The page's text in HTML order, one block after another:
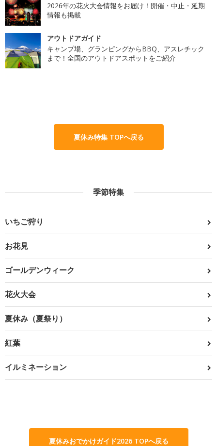
2026年の花火大会情報をお届け！開催・中止・延期
情報も掲載
アウトドアガイド
キャンプ場、グランピングからBBQ、アスレチック
まで！全国のアウトドアスポットをご紹介
夏休み特集 TOPへ戻る
季節特集
いちご狩り
お花見
ゴールデンウィーク
花火大会
夏休み（夏祭り）
紅葉
イルミネーション
夏休みおでかけガイド2026 TOPへ戻る